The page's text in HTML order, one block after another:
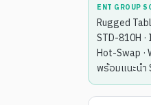
ENT GROUP
Rugged
STD-810H
Hot-Swap ·
พร้อมแนะนำ